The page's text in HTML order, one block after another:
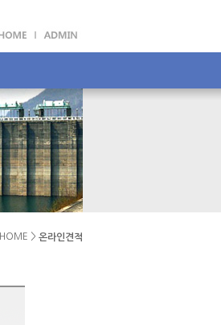
HOME > 온라인견적